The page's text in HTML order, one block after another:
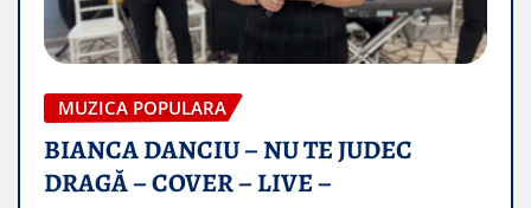
MUZICA POPULARA
BIANCA DANCIU – NU TE JUDEC
DRAGĂ – COVER – LIVE –